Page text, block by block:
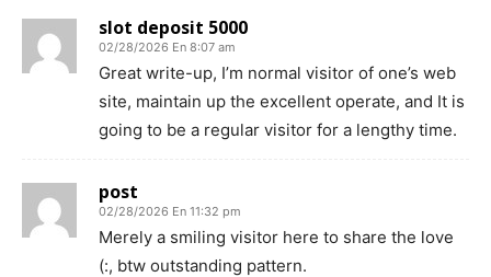
slot deposit 5000
02/28/2026 En 8:07 am
Great write-up, I’m normal visitor of one’s web
site, maintain up the excellent operate, and It is
going to be a regular visitor for a lengthy time.
post
02/28/2026 En 11:32 pm
Merely a smiling visitor here to share the love
(:, btw outstanding pattern.